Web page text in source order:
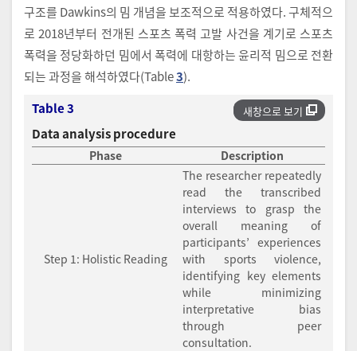
구조를 Dawkins의 밈 개념을 보조적으로 적용하였다. 구체적으
로 2018년부터 전개된 스포츠 폭력 고발 사건을 계기로 스포츠
폭력을 정당화하던 밈에서 폭력에 대항하는 윤리적 밈으로 전환
되는 과정을 해석하였다(Table3).
새창으로 보기
Table 3
Data analysis procedure
Phase Description
Step 1: Holistic Reading
The researcher repeatedly
read the transcribed
interviews to grasp the
overall meaning of
participants’ experiences
with sports violence,
identifying key elements
while minimizing
interpretative bias
through peer
consultation.